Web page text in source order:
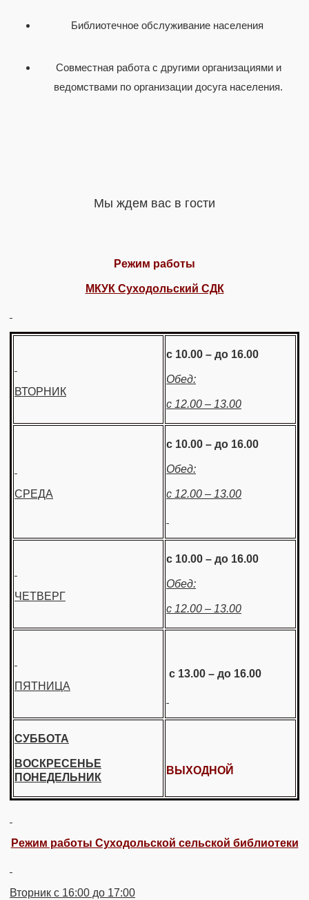
Библиотечное обслуживание населения
Совместная работа с другими организациями и
ведомствами по организации досуга населения.
Мы ждем вас в гости
Режим работы
МКУК Суходольский СДК
ВТОРНИК
с 10.00 – до 16.00
Обед:
с 12.00 – 13.00
СРЕДА
с 10.00 – до 16.00
Обед:
с 12.00 – 13.00
ЧЕТВЕРГ
с 10.00 – до 16.00
Обед:
с 12.00 – 13.00
ПЯТНИЦА
с 13.00 – до 16.00
СУББОТА
ВОСКРЕСЕНЬЕ
ПОНЕДЕЛЬНИК
ВЫХОДНОЙ
Режим работы Суходольской сельской библиотеки
Вторник с 16:00 до 17:00